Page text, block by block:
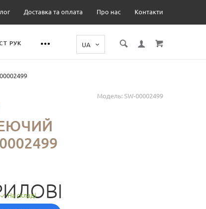
Доставка та оплата Про нас Контакти
РУК
Модель: SW-00002499
На складі